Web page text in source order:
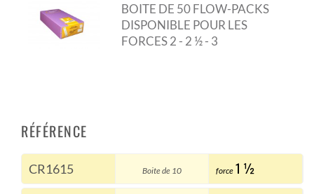
BOITE DE 50 FLOW-PACKS
DISPONIBLE POUR LES
FORCES 2 - 2 ½ - 3
RÉFÉRENCE
CR1615 Boite de 10 force 1 ½